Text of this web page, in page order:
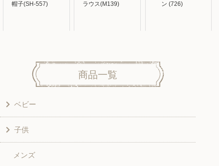
帽子(SH-557)
ラウス(M139)
ン (726)
商品一覧
ベビー
洋服
和風衣類
子供
ワンピース
メンズ